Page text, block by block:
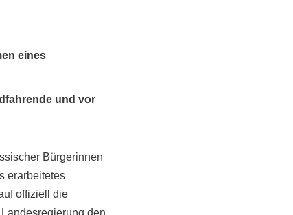
eines
und vor
Bürgerinnen
erarbeitetes
offiziell die